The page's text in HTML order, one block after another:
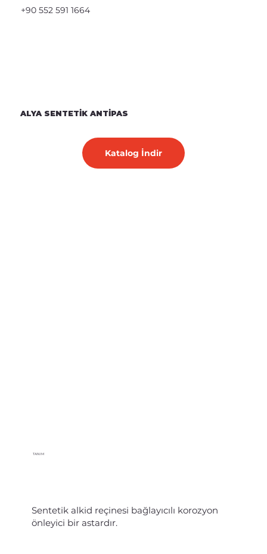
+90 552 591 1664
ALYA SENTETİK ANTİPAS
Katalog İndir
TANIM
Sentetik alkid reçinesi bağlayıcılı korozyon
önleyici bir astardır.